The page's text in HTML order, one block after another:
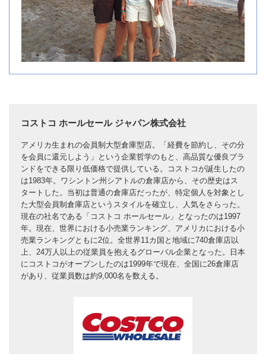
コストコ ホールセール ジャパン株式会社
アメリカ生まれの会員制大型倉庫型店。「経費を節約し、その分
を会員に還元しよう」という企業哲学のもと、高品質な優良ブラ
ンドをできる限り低価格で提供している。コストコが誕生したの
は1983年。ワシントン州シアトルの倉庫店から、その歴史はス
タートした。当初は普通の倉庫店だったが、特定個人を対象とし
た大型会員制倉庫店というスタイルを確立し、人気をさらった。
現在の社名である「コストコ ホールセール」となったのは1997
年。現在、世界における小売業ランキング、アメリカにおける小
売業ランキングともに2位。全世界11カ国と地域に740倉庫店以
上、24万人以上の従業員を抱えるグローバル企業となった。日本
にコストコがオープンしたのは1999年で現在、全国に26倉庫店
があり、従業員数は約9,000名を数える。